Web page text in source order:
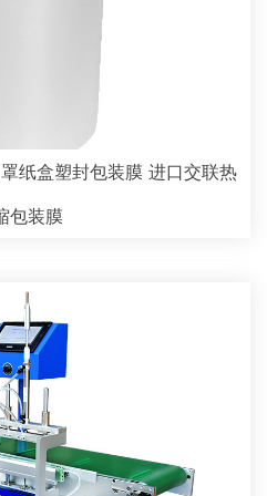
纸盒塑封包装膜 进口交联热
包装膜